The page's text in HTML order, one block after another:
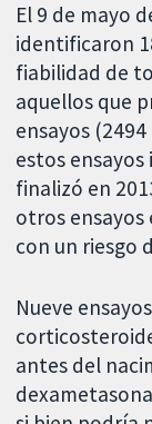
El 9 de mayo
identificaron
fiabilidad de
aquellos que
ensayos
estos ensayos
finalizó en
otros ensayos
con un riesgo
Nueve
antes del